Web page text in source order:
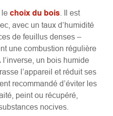
le choix du bois . Il est
avec un taux d’humidité
de feuillus denses –
une combustion régulière
un bois humide
l’appareil et réduit ses
recommandé d’éviter les
peint ou récupéré,
nocives.